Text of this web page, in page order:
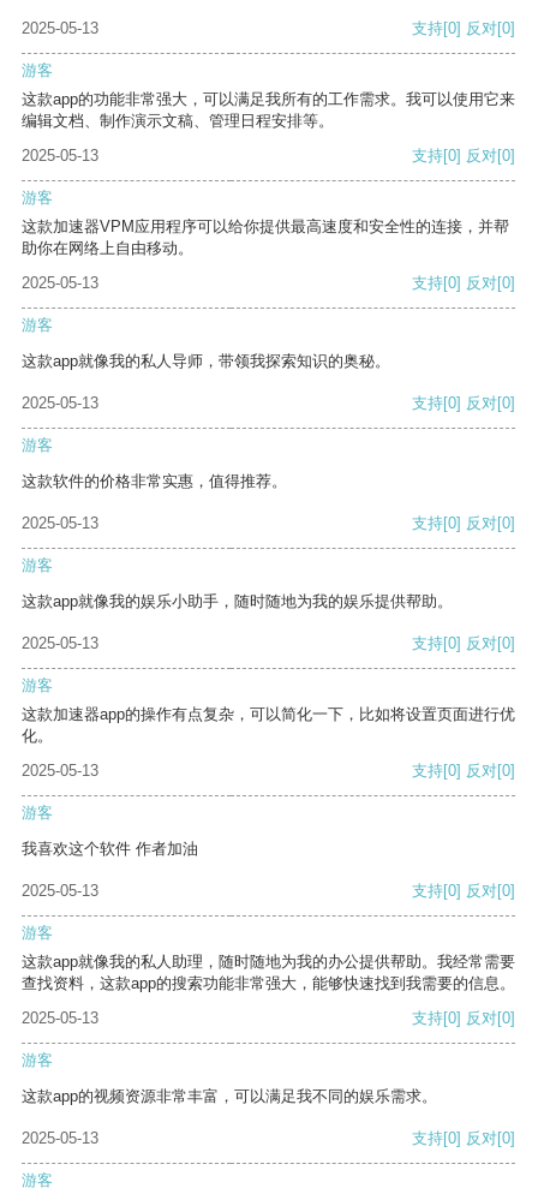
2025-05-13 支持[0] 反对[0]
游客
这款app的功能非常强大，可以满足我所有的工作需求。我可以使用它来
编辑文档、制作演示文稿、管理日程安排等。
2025-05-13
支持[0] 反对[0]
游客
这款加速器VPM应用程序可以给你提供最高速度和安全性的连接，并帮
助你在网络上自由移动。
2025-05-13
支持[0] 反对[0]
游客
这款app就像我的私人导师，带领我探索知识的奥秘。
2025-05-13 支持[0] 反对[0]
游客
这款软件的价格非常实惠，值得推荐。
2025-05-13 支持[0] 反对[0]
游客
这款app就像我的娱乐小助手，随时随地为我的娱乐提供帮助。
2025-05-13 支持[0] 反对[0]
游客
这款加速器app的操作有点复杂，可以简化一下，比如将设置页面进行优
化。
2025-05-13
支持[0] 反对[0]
游客
我喜欢这个软件 作者加油
2025-05-13 支持[0] 反对[0]
游客
这款app就像我的私人助理，随时随地为我的办公提供帮助。我经常需要
查找资料，这款app的搜索功能非常强大，能够快速找到我需要的信息。
2025-05-13
支持[0] 反对[0]
游客
这款app的视频资源非常丰富，可以满足我不同的娱乐需求。
2025-05-13 支持[0] 反对[0]
游客